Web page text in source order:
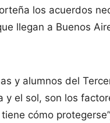
los acuerdos
llegan a Buenos
y alumnos del
y el sol, son los
cómo